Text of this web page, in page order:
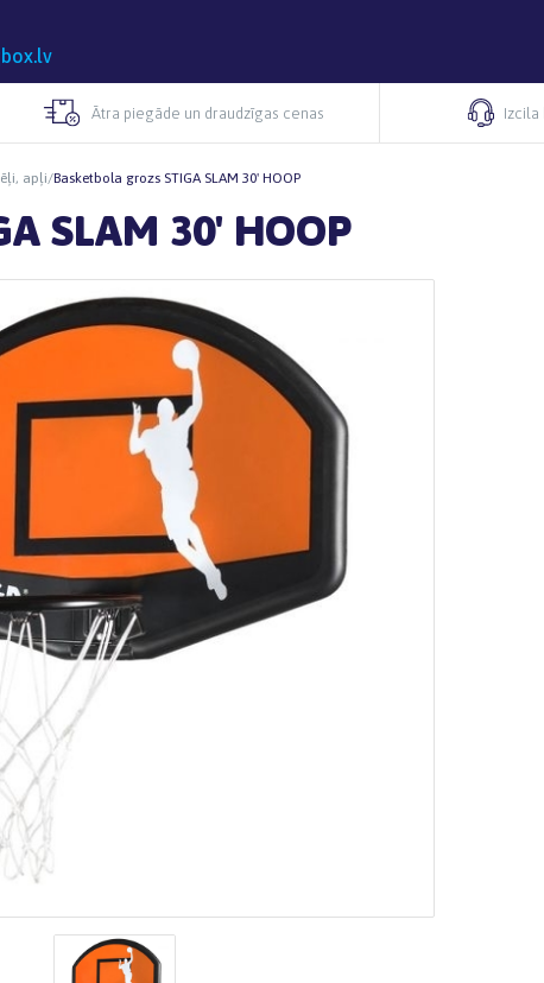
Ātra piegāde un draudzīgas cenas Izcila
apļi/Basketbola grozs STIGA SLAM 30' HOOP
SLAM 30' HOOP